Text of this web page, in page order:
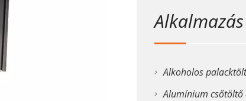
Alkalmazás
Alkoholos
Alumínium csőtöltő